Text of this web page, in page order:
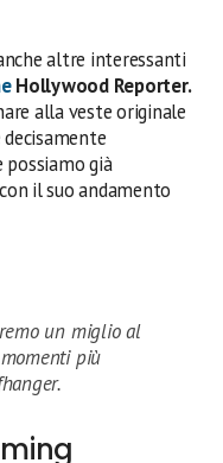
altre interessanti
Hollywood Reporter.
alla veste originale
possiamo già
il suo andamento
un miglio al
più